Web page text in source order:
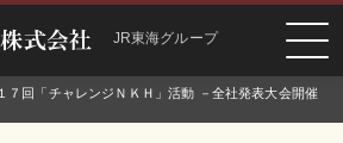
JR東海グループ
７回「チャレンジＮＫＨ」活動 －全社発表大会開催